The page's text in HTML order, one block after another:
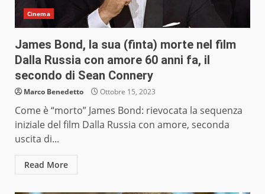
Cinema
James Bond, la sua (finta) morte nel film
Dalla Russia con amore 60 anni fa, il
secondo di Sean Connery
Marco Benedetto Ottobre 15, 2023
Come è “morto” James Bond: rievocata la sequenza
iniziale del film Dalla Russia con amore, seconda
uscita di...
Read More